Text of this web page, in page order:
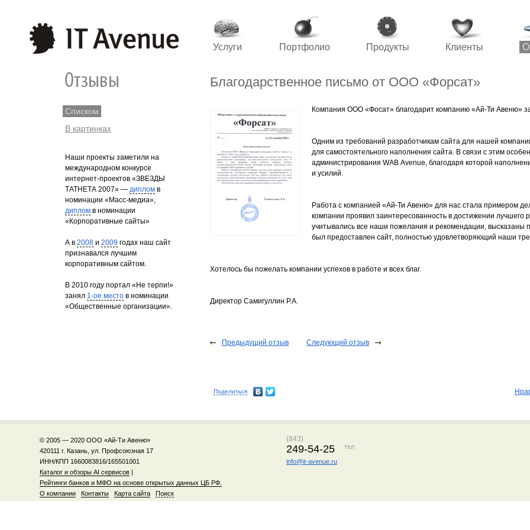
Услуги Портфолио Продукты Клиенты
Списком
В картинках
Наши проекты заметили на
международном конкурсе
интернет-проектов «ЗВЕЗДЫ
ТАТНЕТА 2007» — диплом в
номинации «Масс-медиа»,
диплом в номинации
«Корпоративные сайты»
А в 2008 и 2009 годах наш сайт
признавался лучшим
корпоративным сайтом.
В 2010 году портал «Не терпи!»
занял 1-ое место в номинации
«Общественные организации».
Благодарственное письмо от ООО «Форсат»
Компания ООО «Фосат» благодарит компанию «Ай-Ти Авеню»
Одним из требований разработчикам сайта для нашей
для самостоятельного наполнения сайта. В связи с этим
администрирования WAB Avenue, благодаря которой
и усилий.
Работа с компанией «Ай-Ти Авеню» для нас стала примером
компании проявил заинтересованность в достижении лучшего
учитывались все наши пожелания и рекомендации, высказаны
был предоставлен сайт, полностью удовлетворяющий наши
Хотелось бы пожелать компании успехов в работе и всех благ.
Директор Самигуллин Р.А.
Предыдущий отзыв Следующий отзыв
Поделиться
© 2005 — 2020 ООО «Ай-Ти Авеню»
420111 г. Казань, ул. Профсоюзная 17
ИНН/КПП 1660083816/165501001
Каталог и обзоры AI сервисов |
Рейтинги банков и МФО на основе открытых данных ЦБ РФ.
О компании
Контакты Карта сайта Поиск
(843)
249-54-25 тел
info@it-avenue.ru